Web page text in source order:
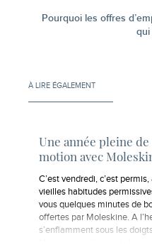
Pourquoi les offres
À LIRE ÉGALEMENT
Une année pleine
motion avec
C’est vendredi, c’est
vieilles habitudes
vous quelques minutes de
offertes par Moleskine. A
s’enflamment sous les